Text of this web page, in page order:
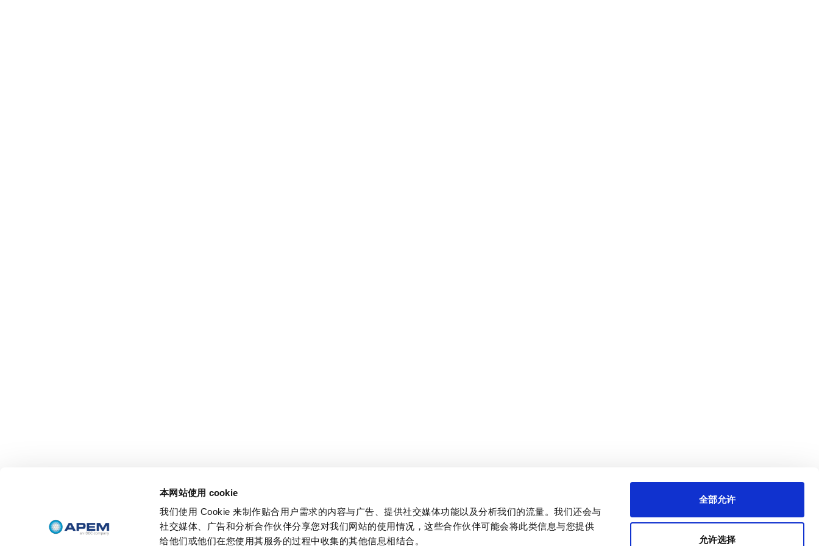
本网站使用 cookie
我们使用 Cookie 来制作贴合用户需求的内容与广告、提供社交媒体功能以及分析我们的流量。我们还会与
社交媒体、广告和分析合作伙伴分享您对我们网站的使用情况，这些合作伙伴可能会将此类信息与您提供
给他们或他们在您使用其服务的过程中收集的其他信息相结合。
全部允许
允许选择